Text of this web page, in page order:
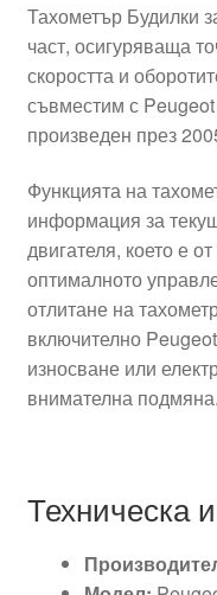
Тахометър Будилки
част, осигуряваща
скоростта и
съвместим с
произведен през
Функцията на
информация за
двигателя, което е
оптималното
отлитане на
включително
износване или
внимателна подмяна.
Техническа